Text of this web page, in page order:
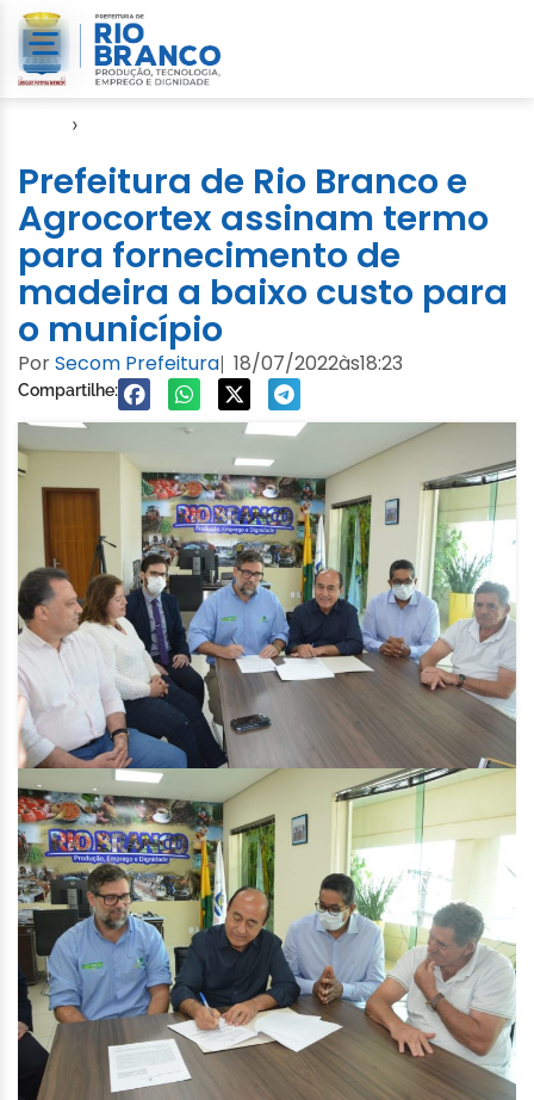
›
Prefeitura de Rio Branco e
Agrocortex assinam termo
para fornecimento de
madeira a baixo custo para
o município
PorSecom Prefeitura| 18/07/2022às18:23
Compartilhe: